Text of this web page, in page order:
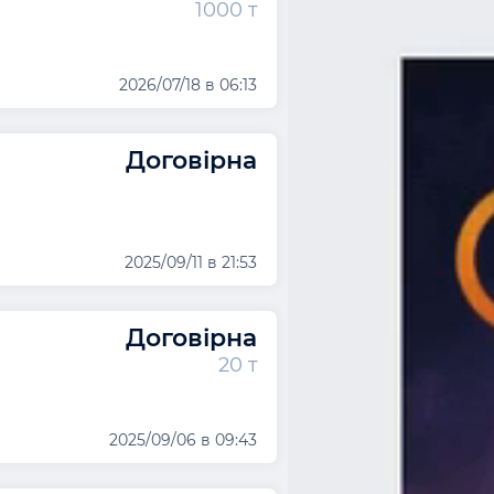
1000 т
2026/07/18 в 06:13
Договірна
2025/09/11 в 21:53
Договірна
20 т
2025/09/06 в 09:43